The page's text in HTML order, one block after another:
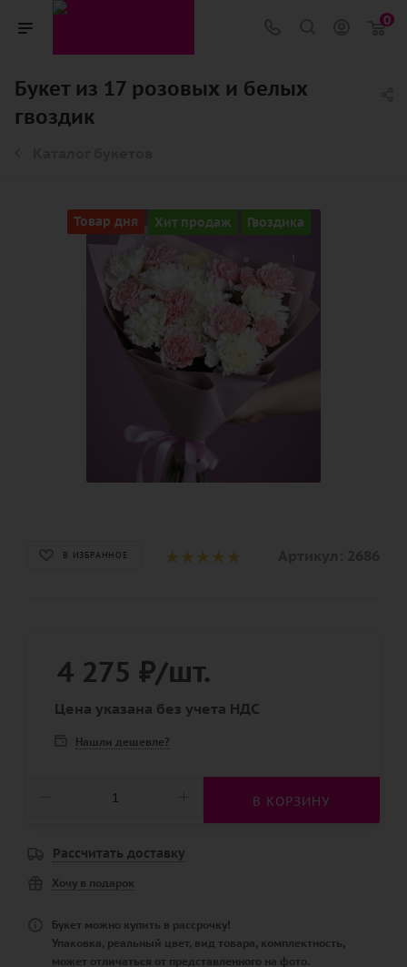
0
Букет из 17 розовых и белых
гвоздик
Товар дня Хит продаж Гвоздика
В ИЗБРАННОЕ
4 275 ₽/шт.
Цена указана без учета НДС
Нашли дешевле?
В КОРЗИНУ
Рассчитать доставку
Хочу в подарок
Букет можно купить в рассрочку!
Упаковка, реальный цвет, вид товара, комплектность,
может отличаться от представленного на фото.